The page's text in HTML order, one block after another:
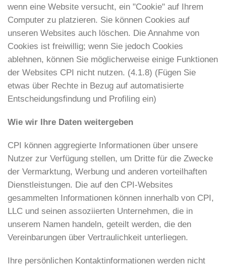
wenn eine Website versucht, ein "Cookie" auf Ihrem
Computer zu platzieren. Sie können Cookies auf
unseren Websites auch löschen. Die Annahme von
Cookies ist freiwillig; wenn Sie jedoch Cookies
ablehnen, können Sie möglicherweise einige Funktionen
der Websites CPI nicht nutzen. (4.1.8) (Fügen Sie
etwas über Rechte in Bezug auf automatisierte
Entscheidungsfindung und Profiling ein)
Wie wir Ihre Daten weitergeben
CPI können aggregierte Informationen über unsere
Nutzer zur Verfügung stellen, um Dritte für die Zwecke
der Vermarktung, Werbung und anderen vorteilhaften
Dienstleistungen. Die auf den CPI-Websites
gesammelten Informationen können innerhalb von CPI,
LLC und seinen assoziierten Unternehmen, die in
unserem Namen handeln, geteilt werden, die den
Vereinbarungen über Vertraulichkeit unterliegen.
Ihre persönlichen Kontaktinformationen werden nicht